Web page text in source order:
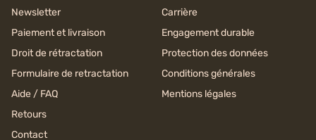
Newsletter
Paiement et livraison
Droit de rétractation
Formulaire de retractation
Aide / FAQ
Retours
Contact
Carrière
Engagement durable
Protection des données
Conditions générales
Mentions légales